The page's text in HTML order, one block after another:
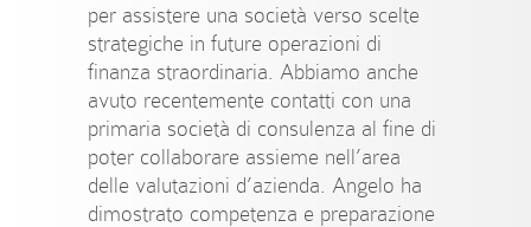
per assistere una società verso scelte
strategiche in future operazioni di
finanza straordinaria. Abbiamo anche
avuto recentemente contatti con una
primaria società di consulenza al fine di
poter collaborare assieme nell’area
delle valutazioni d’azienda. Angelo ha
dimostrato competenza e preparazione